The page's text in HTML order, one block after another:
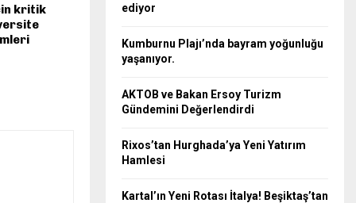
kritik
ediyor
Kumburnu Plajı’nda bayram yoğunluğu
yaşanıyor.
AKTOB ve Bakan Ersoy Turizm
Gündemini Değerlendirdi
Rixos’tan Hurghada’ya Yeni Yatırım
Hamlesi
Kartal’ın Yeni Rotası İtalya! Beşiktaş’tan